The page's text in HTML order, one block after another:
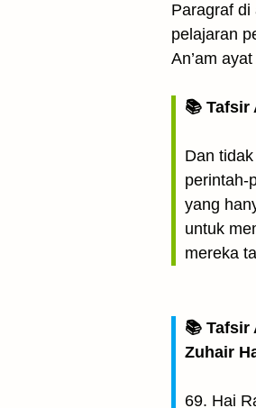
Paragraf di
pelajaran
An’am
📚 Tafsir
Dan
perintah-
yang
untuk
mereka
📚 Tafsir
Zuhair
69. Hai